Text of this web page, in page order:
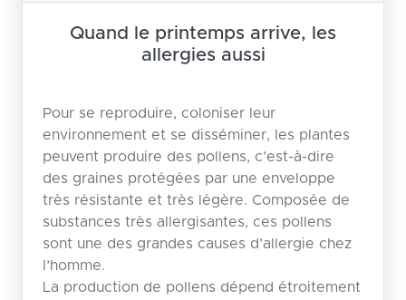
Quand le printemps arrive, les
allergies aussi
Pour se reproduire, coloniser leur
environnement et se disséminer, les plantes
peuvent produire des pollens, c’est-à-dire
des graines protégées par une enveloppe
très résistante et très légère. Composée de
substances très allergisantes, ces pollens
sont une des grandes causes d’allergie chez
l’homme.
La production de pollens dépend étroitement